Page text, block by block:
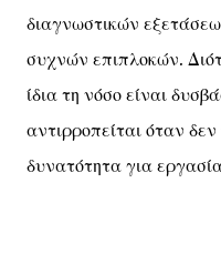
διαγνωστικών
συχνών επιπλοκών.
ίδια τη νόσο είναι
αντιρροπείται όταν
δυνατότητα για